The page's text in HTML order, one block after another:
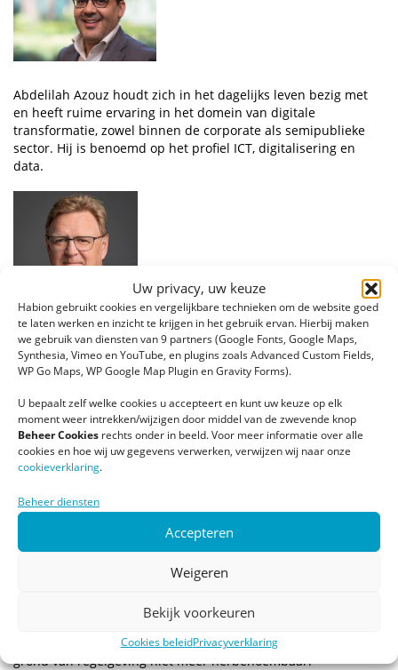
Uw privacy, uw keuze
Habion gebruikt cookies en vergelijkbare technieken om de website goed
te laten werken en inzicht te krijgen in het gebruik ervan. Hierbij maken
we gebruik van diensten van 9 partners (Google Fonts, Google Maps,
Synthesia, Vimeo en YouTube, en plugins zoals Advanced Custom Fields,
WP Go Maps, WP Google Map Plugin en Gravity Forms).
U bepaalt zelf welke cookies u accepteert en kunt uw keuze op elk
moment weer intrekken/wijzigen door middel van de zwevende knop
Beheer Cookies rechts onder in beeld. Voor meer informatie over alle
cookies en hoe wij uw gegevens verwerken, verwijzen wij naar onze
cookieverklaring.
Beheer diensten
Accepteren
Weigeren
Bekijk voorkeuren
Cookies beleidPrivacyverklaring
Abdelilah Azouz houdt zich in het dagelijks leven bezig met
en heeft ruime ervaring in het domein van digitale
transformatie, zowel binnen de corporate als semipublieke
sector. Hij is benoemd op het profiel ICT, digitalisering en
data.
Guido de Ruiter werkt als zelfstandige op het terrein van
wonen, welzijn en zorg. Hij is benoemd op het profiel
Ouderen, zorg en innovatie.
Positieve zienswijze
De minister van Binnenlandse Zaken en Koninkrijksrelaties
benoemingen gegeven. De werving vond plaats op basis van
een openbare procedure. Wervingsbureau Whyz
ondersteunde bij de werving.
Vertrekkende commissarissen
nodig omdat de benoemingtermijn van Joost van Hoof en
Arnoud Klerkx als commissaris bij Habion per 1 juli 2024
afliep. Na 8 jaar commissaris zijn bij Habion waren zij op
grond van regelgeving niet meer herbenoembaar.